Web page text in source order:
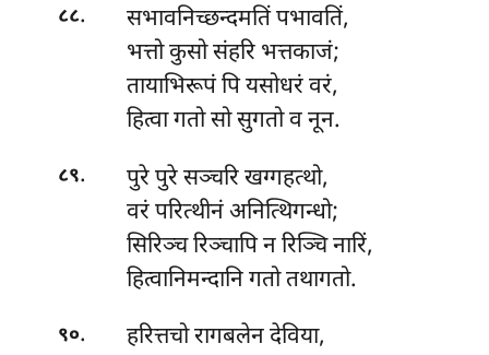
८८.
सभावनिच्छन्दमतिं पभावतिं,
भत्तो कुसो संहरि भत्तकाजं;
तायाभिरूपं पि यसोधरं वरं,
हित्वा गतो सो सुगतो व नून.
८९.
पुरे पुरे सञ्चरि खग्गहत्थो,
वरं परित्थीनं अनित्थिगन्धो;
सिरिञ्च रिञ्चापि न रिञ्चि नारिं,
हित्वानिमन्दानि गतो तथागतो.
९०.
हरित्तचो रागबलेन देविया,